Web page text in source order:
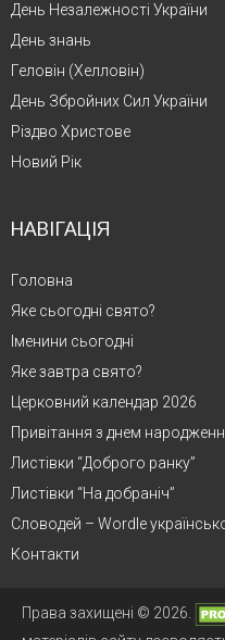
День Незалежності України
День знань
Геловін (Хелловін)
День Збройних Сил України
Різдво Христове
Новий Рік
НАВІГАЦІЯ
Головна
Яке сьогодні свято?
Іменини сьогодні
Яке завтра свято?
Церковний календар 2026
Привітання з днем
Листівки “Доброго ранку”
Листівки “На добраніч”
Словодей – Wordle
Контакти
Права захищені © 2026.